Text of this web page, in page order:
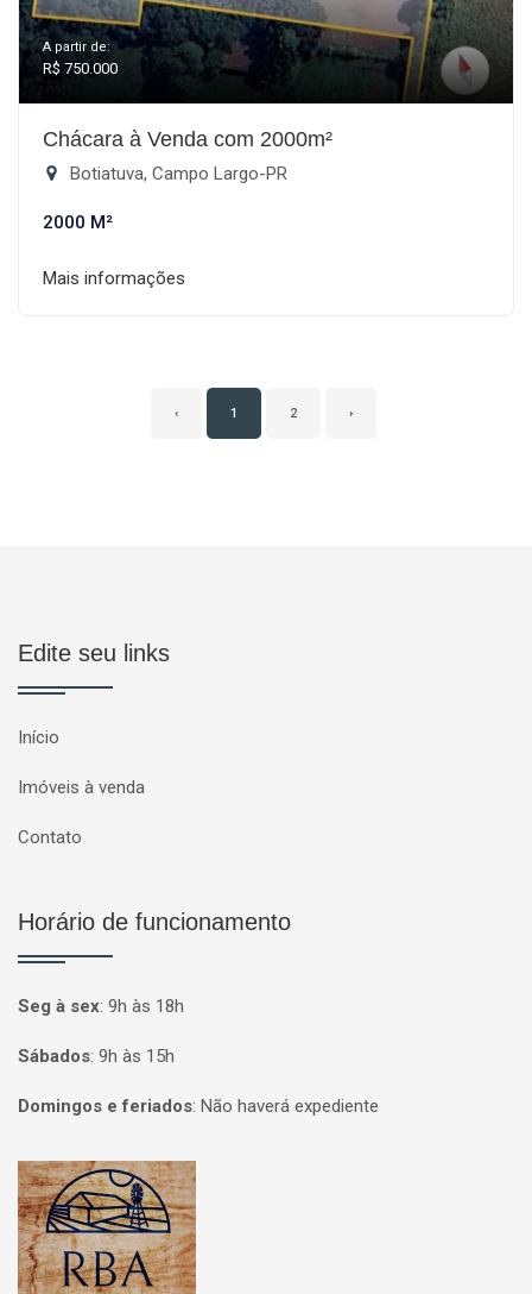
A partir de:
R$ 750.000
Chácara à Venda com 2000m²
Botiatuva, Campo Largo-PR
2000 M²
Mais informações
‹ 1 2 ›
Edite seu links
Início
Imóveis à venda
Contato
Horário de funcionamento
Seg à sex: 9h às 18h
Sábados: 9h às 15h
Domingos e feriados: Não haverá expediente
Página inicial